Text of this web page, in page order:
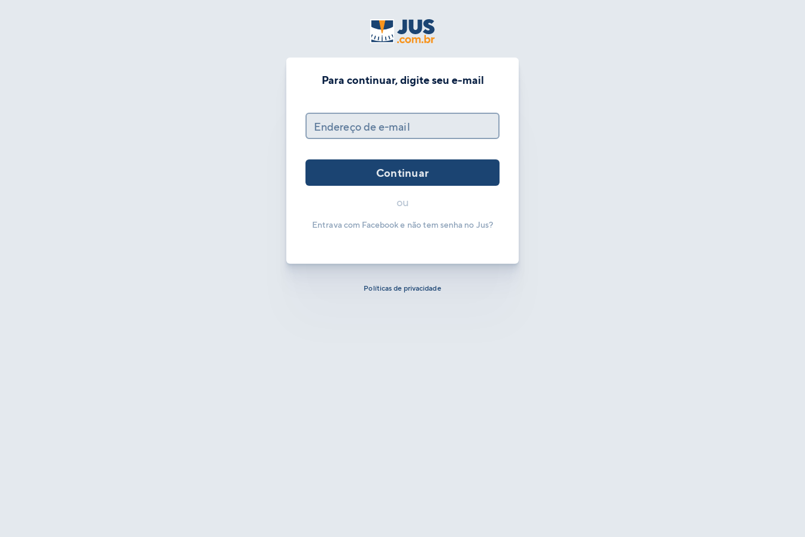
Para continuar, digite seu e-mail
Endereço de e-mail
Continuar
ou
Entrava com Facebook e não tem senha no Jus?
Políticas de privacidade